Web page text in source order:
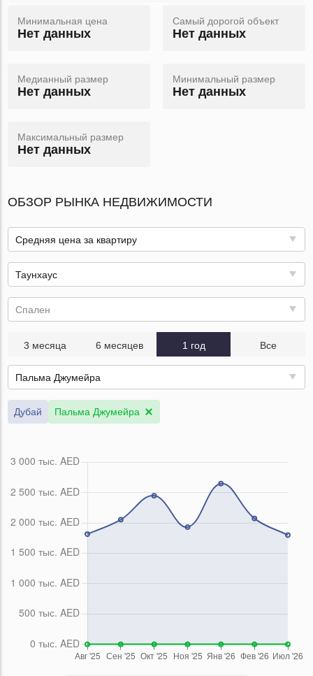
Минимальная цена
Нет данных
Самый дорогой объект
Нет данных
Медианный размер
Нет данных
Минимальный размер
Нет данных
Максимальный размер
Нет данных
ОБЗОР РЫНКА НЕДВИЖИМОСТИ
Средняя цена за квартиру
Таунхаус
Спален
3 месяца 6 месяцев 1 год Все
Пальма Джумейра
Дубай Пальма Джумейра